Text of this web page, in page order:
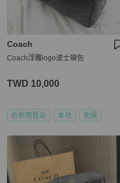
Coach
Coach浮雕logo波士頓包
TWD 10,000
近新閒置品 本地 免運